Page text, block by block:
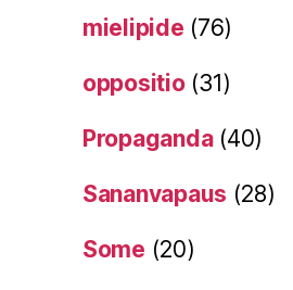
mielipide (76)
oppositio(31)
Propaganda(40)
Sananvapaus (28)
Some (20)